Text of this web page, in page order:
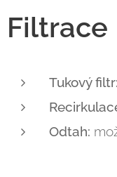
Filtrace
Tukový filtr:
Odtah: